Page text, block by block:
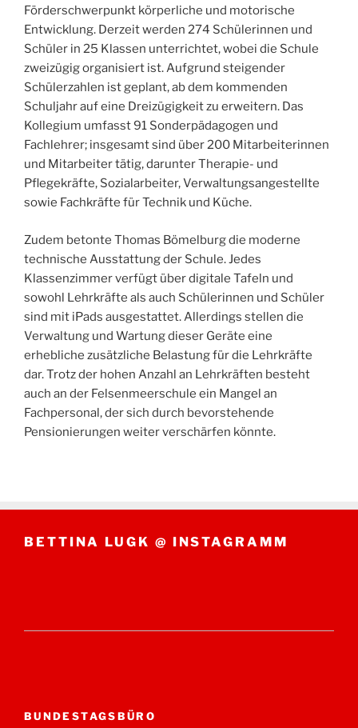
Förderschwerpunkt körperliche und motorische
Entwicklung. Derzeit werden 274 Schülerinnen und
Schüler in 25 Klassen unterrichtet, wobei die Schule
zweizügig organisiert ist. Aufgrund steigender
Schülerzahlen ist geplant, ab dem kommenden
Schuljahr auf eine Dreizügigkeit zu erweitern. Das
Kollegium umfasst 91 Sonderpädagogen und
Fachlehrer; insgesamt sind über 200 Mitarbeiterinnen
und Mitarbeiter tätig, darunter Therapie- und
Pflegekräfte, Sozialarbeiter, Verwaltungsangestellte
sowie Fachkräfte für Technik und Küche.
Zudem betonte Thomas Bömelburg die moderne
technische Ausstattung der Schule. Jedes
Klassenzimmer verfügt über digitale Tafeln und
sowohl Lehrkräfte als auch Schülerinnen und Schüler
sind mit iPads ausgestattet. Allerdings stellen die
Verwaltung und Wartung dieser Geräte eine
erhebliche zusätzliche Belastung für die Lehrkräfte
dar. Trotz der hohen Anzahl an Lehrkräften besteht
auch an der Felsenmeerschule ein Mangel an
Fachpersonal, der sich durch bevorstehende
Pensionierungen weiter verschärfen könnte.
BETTINA LUGK @ INSTAGRAMM
BUNDESTAGSBÜRO